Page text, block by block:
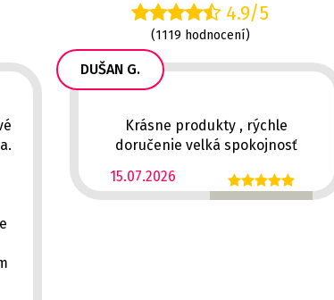
4.9/5
(1119 hodnocení)
DUŠAN G.
15.07.2026
Krásne produkty , rýchle
doručenie velká spokojnosť